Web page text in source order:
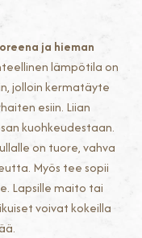
ja hieman
lämpötila on
jolloin kermatäyte
esiin. Liian
kuohkeudestaan.
on tuore, vahva
Myös tee sopii
Lapsille maito tai
voivat kokeilla